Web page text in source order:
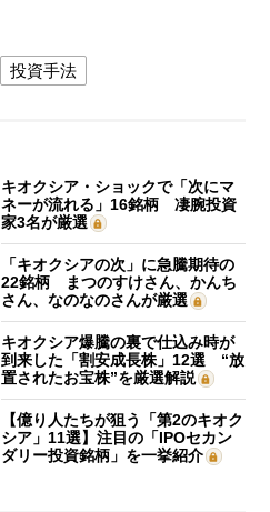
投資手法
キオクシア・ショックで「次にマ
ネーが流れる」16銘柄 凄腕投資
家3名が厳選
「キオクシアの次」に急騰期待の
22銘柄 まつのすけさん、かんち
さん、なのなのさんが厳選
キオクシア爆騰の裏で仕込み時が
到来した「割安成長株」12選 “放
置されたお宝株”を厳選解説
【億り人たちが狙う「第2のキオク
シア」11選】注目の「IPOセカン
ダリー投資銘柄」を一挙紹介